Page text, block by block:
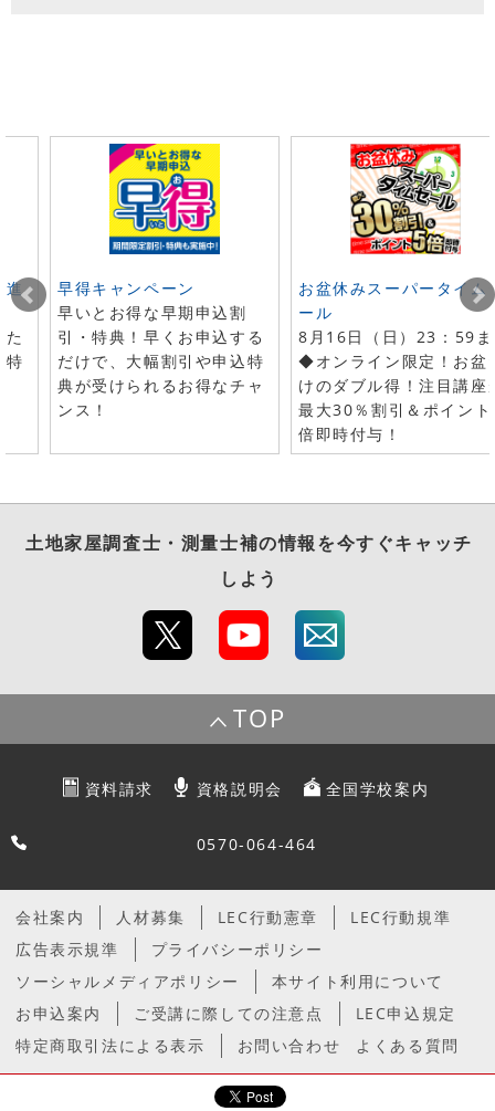
進
特
早得キャンペーン
早いとお得な早期申込割
引・特典！早くお申込する
だけで、大幅割引や申込特
典が受けられるお得なチャ
ンス！
お盆休みスーパータイム
ール
8月16日（日）23：59
◆オンライン限定！お盆
けのダブル得！注目講座
最大30％割引＆ポイン
倍即時付与！
土地家屋調査士・測量士補の情報を今すぐキャッチ
しよう
TOP
資料請求 資格説明会 全国学校案内
0570-064-464
会社案内 人材募集 LEC行動憲章
LEC行動規準
広告表示規準
プライバシーポリシー
ソーシャルメディアポリシー
本サイト利用について
お申込案内
ご受講に際しての注意点
LEC申込規定
特定商取引法による表示
お問い合わせ よくある質問